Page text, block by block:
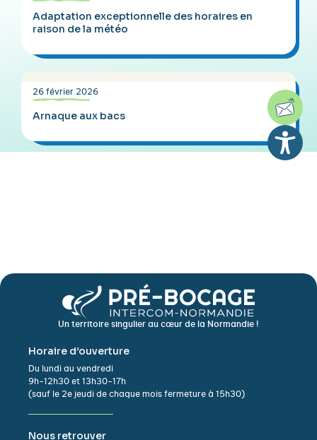
Adaptation exceptionnelle des horaires en
raison de la météo
26 février 2026
Arnaque aux bacs
Un territoire singulier au cœur de la Normandie !
Horaire d’ouverture
Du lundi au vendredi
9h-12h30 et 13h30-17h
(sauf le 2e jeudi de chaque mois fermeture à 15h30)
Nous retrouver